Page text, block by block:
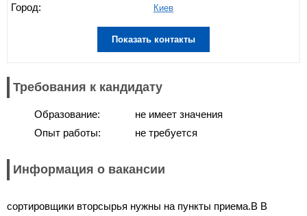
Город:
Киев
Показать контакты
Требования к кандидату
Образование:
Опыт работы:
не имеет значения
не требуется
Информация о вакансии
сортировщики вторсырья нужны на пункты приема.В В